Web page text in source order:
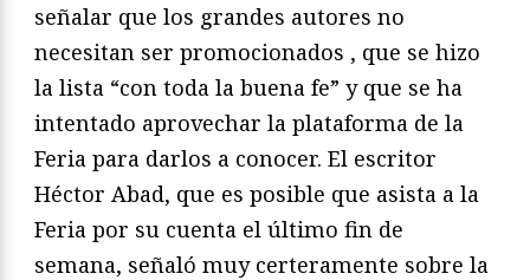
señalar que los grandes autores no
necesitan ser promocionados , que se hizo
la lista “con toda la buena fe” y que se ha
intentado aprovechar la plataforma de la
Feria para darlos a conocer. El escritor
Héctor Abad, que es posible que asista a la
Feria por su cuenta el último fin de
semana, señaló muy certeramente sobre la